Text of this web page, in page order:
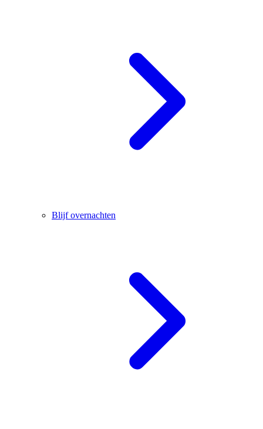
Blijf overnachten